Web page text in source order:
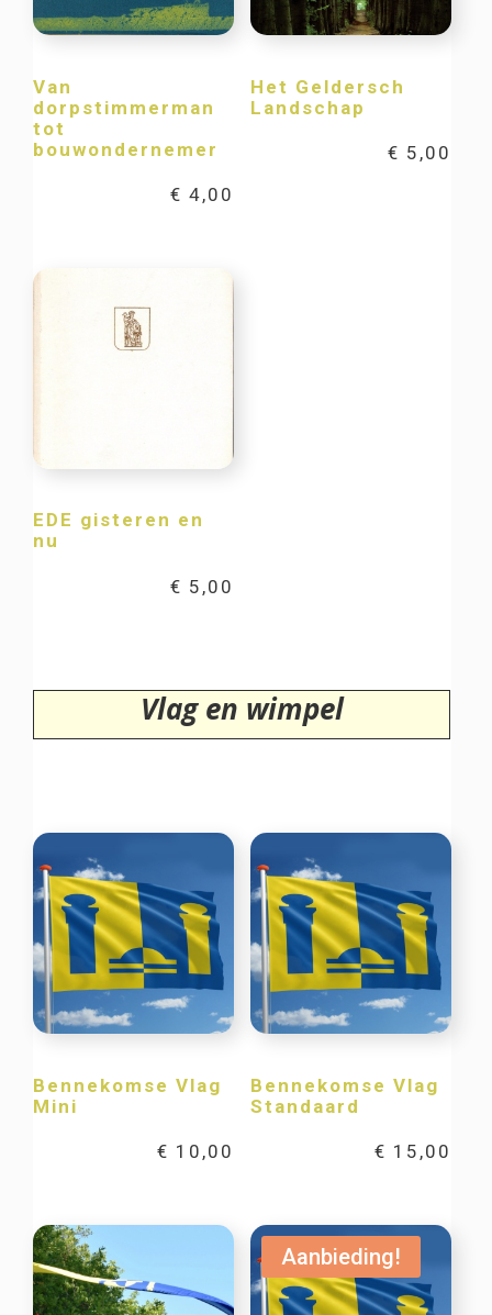
Van
dorpstimmerman
tot
bouwondernemer
€ 4,00
Het Geldersch
Landschap
€ 5,00
EDE gisteren en
nu
€ 5,00
Vlag en wimpel
Bennekomse Vlag
Mini
€ 10,00
Bennekomse Vlag
Standaard
€ 15,00
Aanbieding!